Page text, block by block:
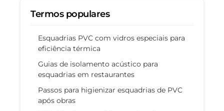
Termos populares
Esquadrias PVC com vidros especiais para
eficiência térmica
Guias de isolamento acústico para
esquadrias em restaurantes
Passos para higienizar esquadrias de PVC
após obras